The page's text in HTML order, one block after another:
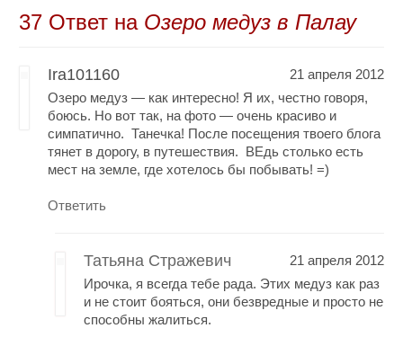
37 Oтвет на Озеро медуз в Палау
Ira101160
21 апреля 2012
Озеро медуз — как интересно! Я их, честно говоря,
боюсь. Но вот так, на фото — очень красиво и
симпатично. Танечка! После посещения твоего блога
тянет в дорогу, в путешествия. ВЕдь столько есть
мест на земле, где хотелось бы побывать! =)
Ответить
Татьяна Стражевич
21 апреля 2012
Ирочка, я всегда тебе рада. Этих медуз как раз
и не стоит бояться, они безвредные и просто не
способны жалиться.